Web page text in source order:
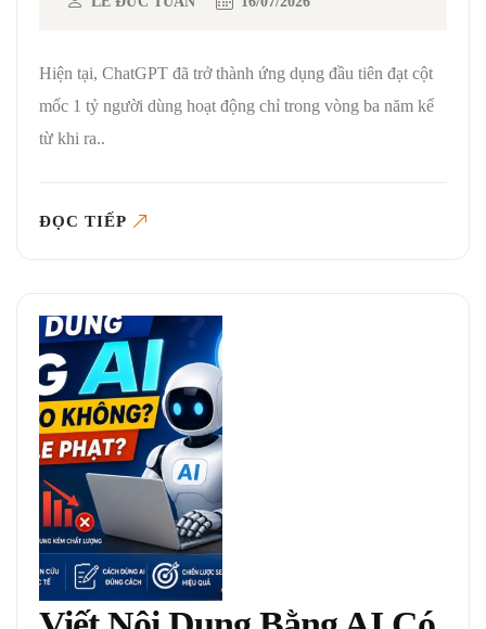
Hiện tại, ChatGPT đã trở thành ứng dụng đầu tiên đạt cột
mốc 1 tỷ người dùng hoạt động chỉ trong vòng ba năm kể
từ khi ra..
ĐỌC TIẾP